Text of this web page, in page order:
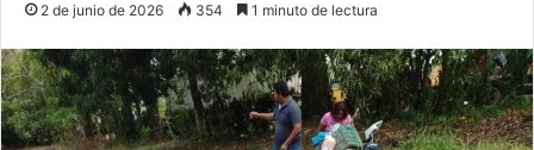
2 de junio de 2026 354 1 minuto de lectura